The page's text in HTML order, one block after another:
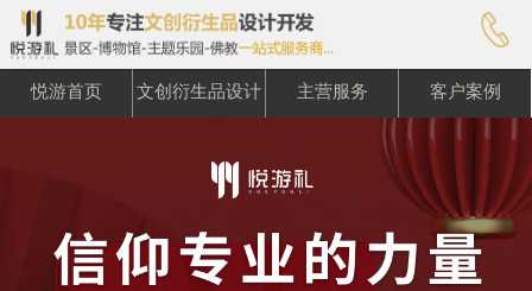

悦游首页 文创衍生品设计 主营服务 客户案例